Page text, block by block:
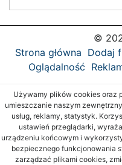
©
Strona główna Dodaj
Oglądalność
Używamy plików cookies oraz
umieszczanie naszym
usług, reklamy, statystyk.
ustawień przeglądarki,
urządzeniu końcowym i
bezpiecznego funkcjonowania
zarządzać plikami cookies,